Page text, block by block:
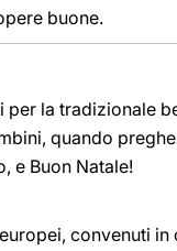
buone.
per la tradizionale
quando
e Buon Natale!
convenuti in